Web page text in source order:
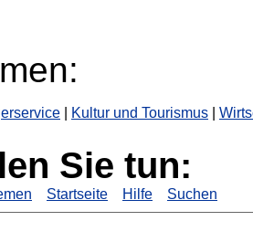
Kultur und Tourismus
Sie tun:
Startseite Hilfe Suchen